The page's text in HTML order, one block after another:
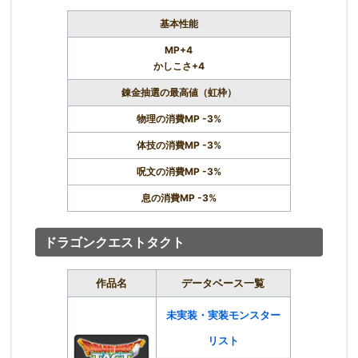
基本性能
MP+4
かしこさ+4
錬金抽選の最高値（虹枠）
物理の消費MP -3%
体技の消費MP -3%
呪文の消費MP -3%
息の消費MP -3%
ドラゴンクエストタクト
作品名 データベース一覧
未実装・実装モンスター
リスト